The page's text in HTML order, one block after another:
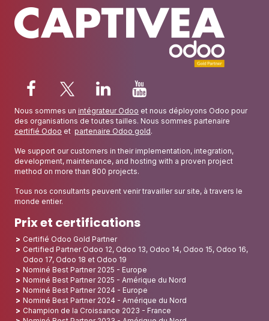
Nous sommes un intégrateur Odoo et nous déployons Odoo pour
des organisations de toutes tailles. Nous sommes partenaire
certifié Odoo et partenaire Odoo gold.
We support our customers in their implementation, integration,
development, maintenance, and hosting with a proven project
method on more than 800 projects.
Tous nos consultants peuvent venir travailler sur site, à travers le
monde entier.
Prix et certifications
Certifié Odoo Gold Partner
Certified Partner Odoo 12, Odoo 13, Odoo 14, Odoo 15, Odoo 16,
Odoo 17, Odoo 18 et Odoo 19
Nominé Best Partner 2025 - Europe
Nominé Best Partner 2025 - Amérique du Nord
Nominé Best Partner 2024 - Europe
Nominé Best Partner 2024 - Amérique du Nord
Champion de la Croissance 2023 - France